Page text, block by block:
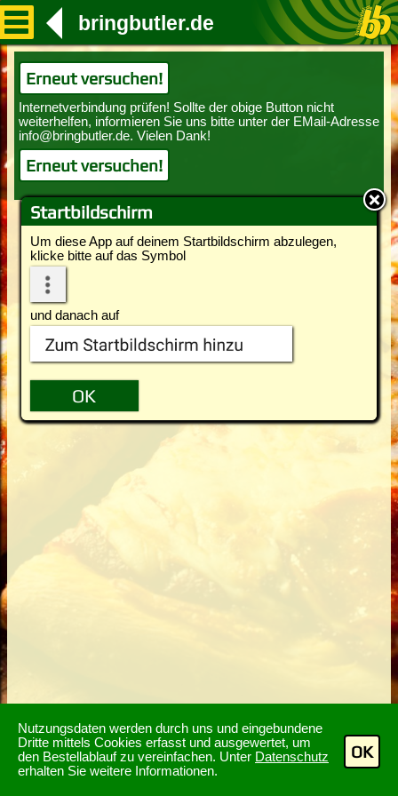
Nutzungsdaten werden durch uns und eingebundene
Dritte mittels Cookies erfasst und ausgewertet, um
den Bestellablauf zu vereinfachen. Unter Datenschutz
erhalten Sie weitere Informationen.
OK
Startbildschirm
Um diese App auf deinem Startbildschirm abzulegen,
klicke bitte auf das Symbol
und danach auf
bringbutler.de
Erneut versuchen!
Erneut versuchen!